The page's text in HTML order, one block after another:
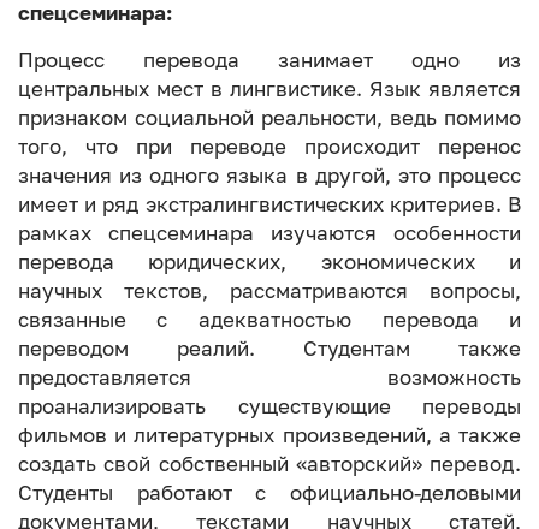
спецсеминара:
Процесс перевода занимает одно из
центральных мест в лингвистике. Язык является
признаком социальной реальности, ведь помимо
того, что при переводе происходит перенос
значения из одного языка в другой, это процесс
имеет и ряд экстралингвистических критериев. В
рамках спецсеминара изучаются особенности
перевода юридических, экономических и
научных текстов, рассматриваются вопросы,
связанные с адекватностью перевода и
переводом реалий. Студентам также
предоставляется возможность
проанализировать существующие переводы
фильмов и литературных произведений, а также
создать свой собственный «авторский» перевод.
Студенты работают с официально-деловыми
документами, текстами научных статей,